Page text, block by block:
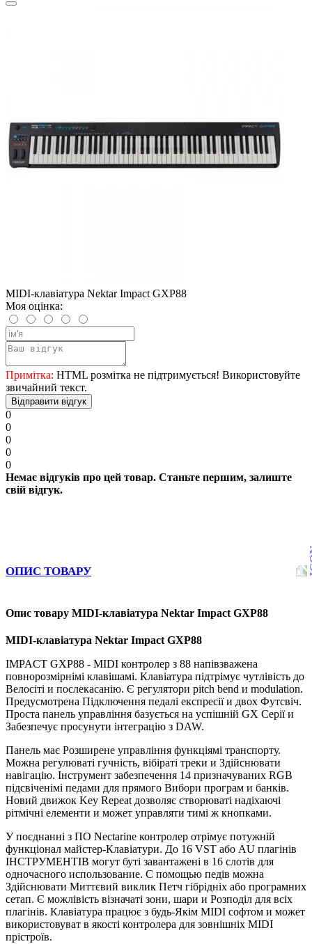
MIDI-клавіатура Nektar Impact GXP88
Моя оцінка:
Примітка: HTML розмітка не підтримується! Використовуйте
звичайний текст.
Відправити відгук
0
0
0
0
0
Немає відгуків про цей товар. Станьте першим, залиште
свій відгук.
ОПИС ТОВАРУ
Опис товару MIDI-клавіатура Nektar Impact GXP88
MIDI-клавіатура Nektar Impact GXP88
IMPACT GXP88 - MIDI контролер з 88 напівзважена
повнорозмірнімі клавішамі. Клавіатура підтрімує чутлівість до
Велосіті и послекасанію. Є регулятори pitch bend и modulation.
Предусмотрена Підключення педалі експресії и двох Футсвіч.
Проста панель управління базується на успішній GX Серії и
Забезпечує просунути інтеграцію з DAW.
Панель має Розширене управління функціямі транспорту.
Можна регулюваті гучність, вібіраті треки и Здійснювати
навігацію. Інструмент забезпечення 14 призначуваних RGB
підсвіченімі педами для прямого Вибори програм и банків.
Новий движок Key Repeat дозволяє створюваті надіхаючі
рітмічні елементи и может управляти тимі ж кнопками.
У поєднанні з ПО Nectarine контролер отрімує потужній
функціонал майстер-Клавіатури. До 16 VST або AU плагінів
ІНСТРУМЕНТІВ могут буті завантажені в 16 слотів для
одночасного использование. С помощью педів можна
Здійснювати Миттєвий виклик Петч гібрідніх або програмних
сетап. Є можлівість візначаті зони, шари и Розподіл для всіх
плагінів. Клавіатура працює з будь-Якім MIDI софтом и может
використовуват в якості контролера для зовнішніх MIDI
прістроїв.